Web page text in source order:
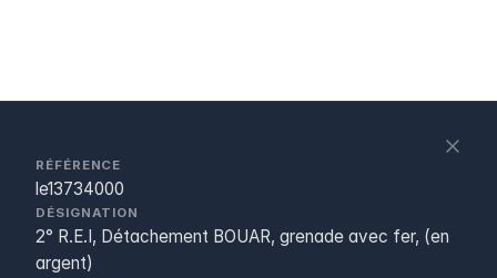
RÉFÉRENCE
le13734000
DÉSIGNATION
2° R.E.I, Détachement BOUAR, grenade avec fer, (en
argent)